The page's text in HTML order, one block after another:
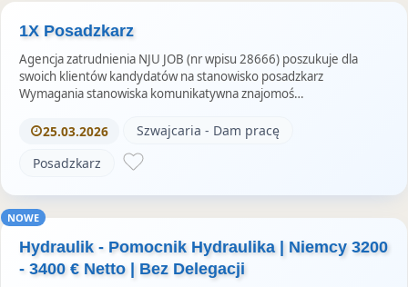
1X Posadzkarz
Agencja zatrudnienia NJU JOB (nr wpisu 28666) poszukuje dla
swoich klientów kandydatów na stanowisko posadzkarz
Wymagania stanowiska komunikatywna znajomoś…
25.03.2026
Szwajcaria - Dam pracę
Posadzkarz
NOWE
Hydraulik - Pomocnik Hydraulika | Niemcy 3200
- 3400 € Netto | Bez Delegacji